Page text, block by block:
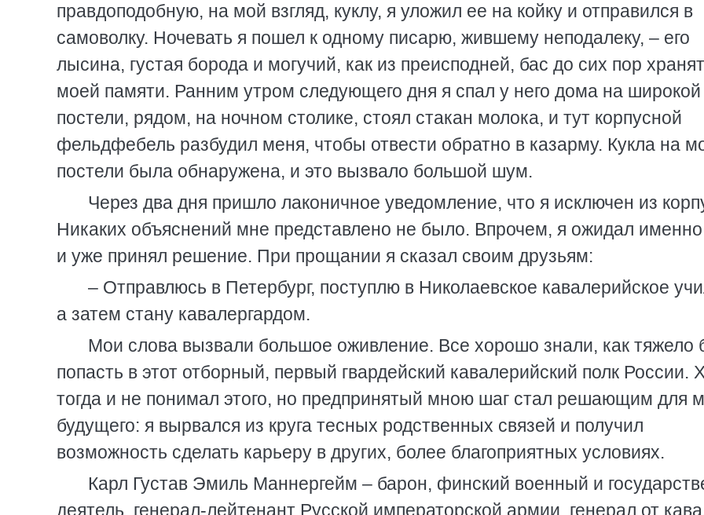
правдоподобную, на мой взгляд, куклу, я уложил ее на койку и отправился в
самоволку. Ночевать я пошел к одному писарю, жившему неподалеку, – его
лысина, густая борода и могучий, как из преисподней, бас до сих пор
моей памяти. Ранним утром следующего дня я спал у него дома на широкой
постели, рядом, на ночном столике, стоял стакан молока, и тут корпусной
фельдфебель разбудил меня, чтобы отвести обратно в казарму. Кукла на
постели была обнаружена, и это вызвало большой шум.
Через два дня пришло лаконичное уведомление, что я исключен из
Никаких объяснений мне представлено не было. Впрочем, я ожидал именно
и уже принял решение. При прощании я сказал своим друзьям:
– Отправлюсь в Петербург, поступлю в Николаевское кавалерийское
а затем стану кавалергардом.
Мои слова вызвали большое оживление. Все хорошо знали, как тяжело
попасть в этот отборный, первый гвардейский кавалерийский полк России.
тогда и не понимал этого, но предпринятый мною шаг стал решающим для
будущего: я вырвался из круга тесных родственных связей и получил
возможность сделать карьеру в других, более благоприятных условиях.
Карл Густав Эмиль Маннергейм – барон, финский военный и
деятель, генерал-лейтенант Русской императорской армии, генерал от